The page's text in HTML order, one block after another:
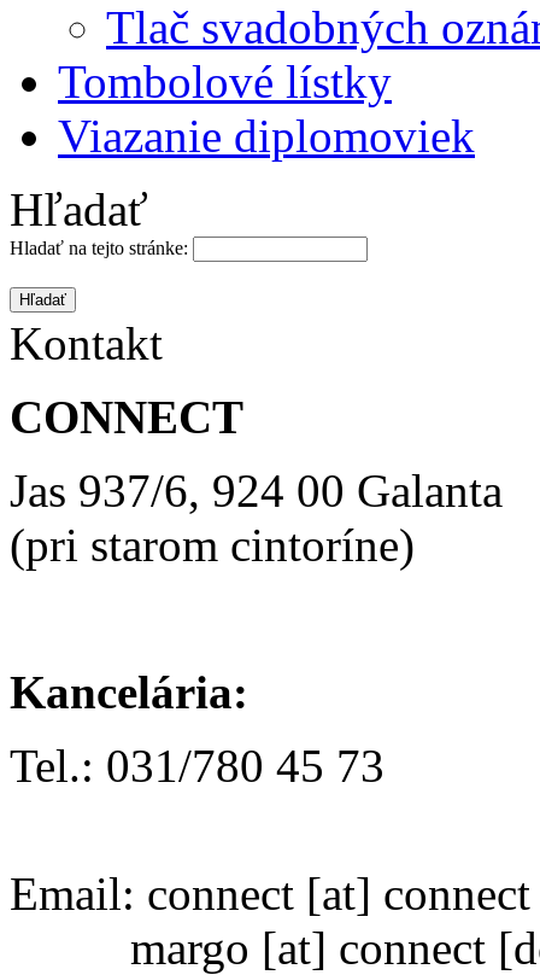
Tlač svadobných
Tombolové lístky
Viazanie diplomoviek
Hľadať
Hladať na tejto stránke:
Kontakt
CONNECT
Jas 937/6, 924 00 Galanta
(pri starom cintoríne)
Kancelária:
Tel.: 031/780 45 73
Email: connect [at]
margo [at] connect